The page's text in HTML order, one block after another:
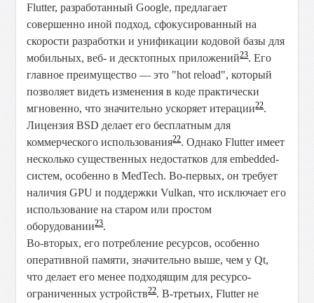
Flutter, разработанный Google, предлагает
совершенно иной подход, сфокусированный на
скорости разработки и унификации кодовой базы для
мобильных, веб- и десктопных приложений23. Его
главное преимущество — это "hot reload", который
позволяет видеть изменения в коде практически
мгновенно, что значительно ускоряет итерации22.
Лицензия BSD делает его бесплатным для
коммерческого использования22. Однако Flutter имеет
несколько существенных недостатков для embedded-
систем, особенно в MedTech. Во-первых, он требует
наличия GPU и поддержки Vulkan, что исключает его
использование на старом или простом
оборудовании23.
Во-вторых, его потребление ресурсов, особенно
оперативной памяти, значительно выше, чем у Qt,
что делает его менее подходящим для ресурсо-
ограниченных устройств22. В-третьих, Flutter не